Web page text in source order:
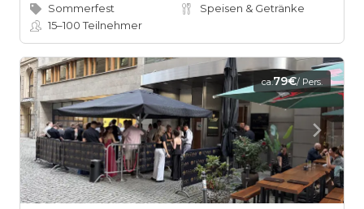
Sommerfest
Speisen & Getränke
15–100Teilnehmer
ca.79€/ Pers.